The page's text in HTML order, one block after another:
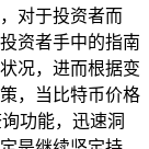
对于投资者而
资者手中的指南
况，进而根据变
，当比特币价格
功能，迅速洞